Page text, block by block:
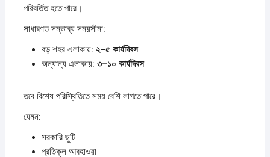
পরিবর্তিত হতে পারে।
সাধারণত সম্ভাব্য সময়সীমা:
বড় শহর এলাকায়: ২–৫ কার্যদিবস
অন্যান্য এলাকায়: ৩–১০ কার্যদিবস
তবে বিশেষ পরিস্থিতিতে সময় বেশি লাগতে পারে।
যেমন:
সরকারি ছুটি
প্রতিকূল আবহাওয়া